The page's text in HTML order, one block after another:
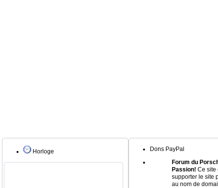
Horloge
Dons PayPal
Forum du
Passion! Ce site
supporter le site
au nom de